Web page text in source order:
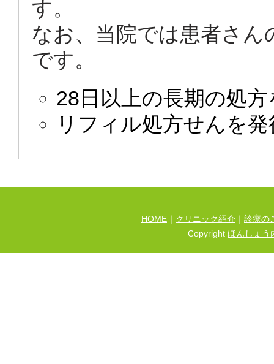
す。
なお、当院では患者さん
です。
28日以上の長期の処
リフィル処方せんを
HOME ｜ クリニック紹介 ｜ 診療の
Copyrightほんしょう